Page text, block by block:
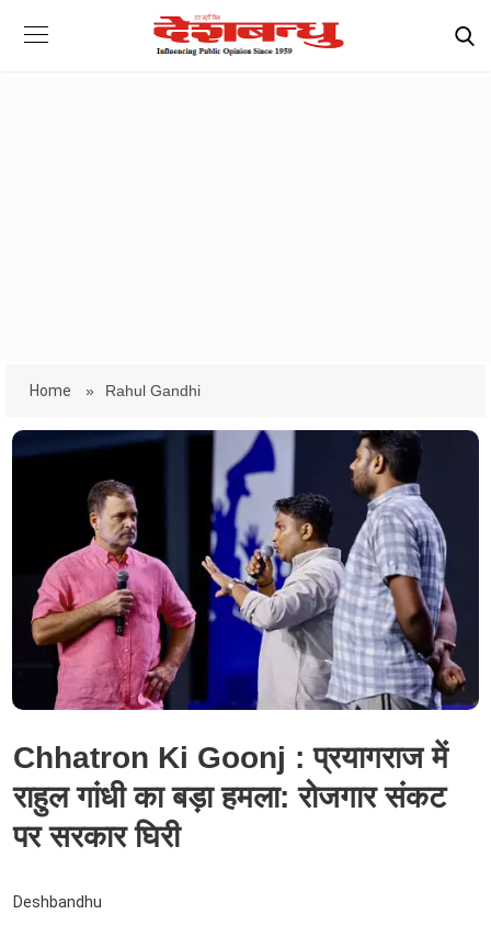
Home » Rahul Gandhi
Chhatron Ki Goonj : प्रयागराज में
राहुल गांधी का बड़ा हमला: रोजगार संकट
पर सरकार घिरी
Deshbandhu